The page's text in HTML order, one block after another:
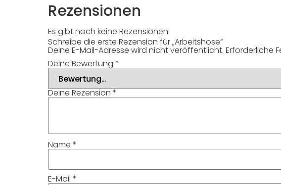
Rezensionen
Es gibt noch keine Rezensionen.
Schreibe die erste Rezension für „Arbeitshose“
Deine E-Mail-Adresse wird nicht veröffentlicht. Erforderliche
Deine Bewertung *
Deine Rezension*
Name *
E-Mail *